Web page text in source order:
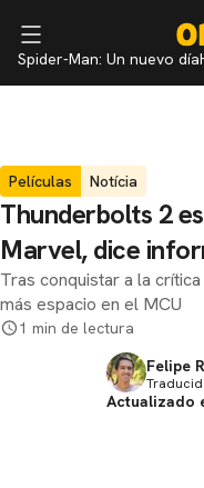
Spider-Man: Un nuevo día
Películas Notícia
Thunderbolts 2
Marvel, dice
Tras conquistar a la
más espacio en el MCU
1 min de lectura
Felipe
Actualizado